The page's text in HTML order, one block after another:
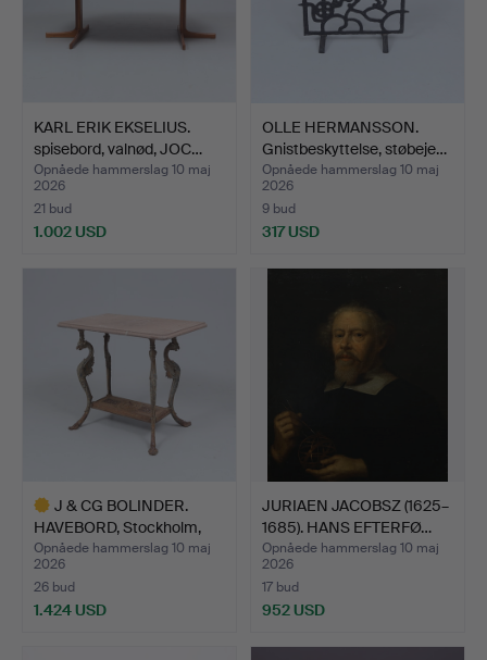
KARL ERIK EKSELIUS.
spisebord, valnød, JOC…
Opnåede hammerslag 10 maj
2026
21 bud
1.002 USD
OLLE HERMANSSON.
Gnistbeskyttelse, støbeje…
Opnåede hammerslag 10 maj
2026
9 bud
317 USD
J & CG BOLINDER.
HAVEBORD, Stockholm,
ande…
Opnåede hammerslag 10 maj
2026
26 bud
1.424 USD
JURIAEN JACOBSZ (1625–
1685). HANS EFTERFØ…
Opnåede hammerslag 10 maj
2026
17 bud
952 USD